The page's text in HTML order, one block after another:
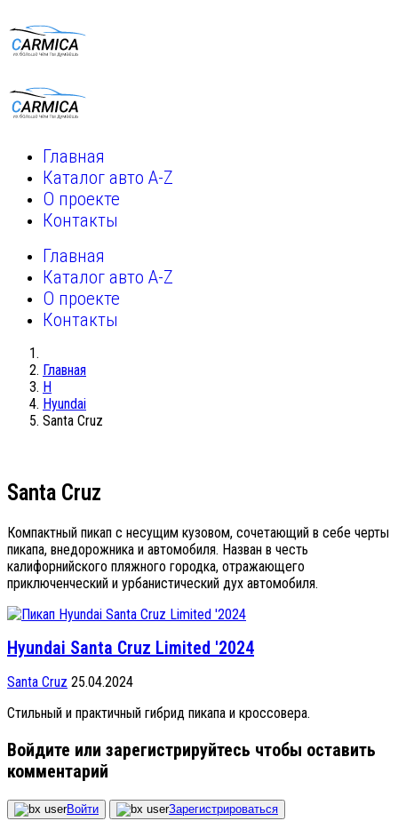
Главная
Каталог авто A-Z
О проекте
Контакты
Главная
Каталог авто A-Z
О проекте
Контакты
Главная
H
Hyundai
Santa Cruz
Santa Cruz
Компактный пикап с несущим кузовом, сочетающий в себе черты
пикапа, внедорожника и автомобиля. Назван в честь
калифорнийского пляжного городка, отражающего
приключенческий и урбанистический дух автомобиля.
Hyundai Santa Cruz Limited '2024
Santa Cruz 25.04.2024
Стильный и практичный гибрид пикапа и кроссовера.
Войдите или зарегистрируйтесь чтобы оставить
комментарий
Войти Зарегистрироваться